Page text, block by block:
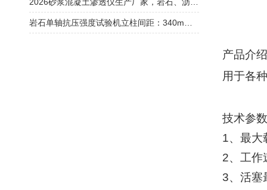
产品介绍
用于各
技术参数
1、最大
2、工作
3、活塞